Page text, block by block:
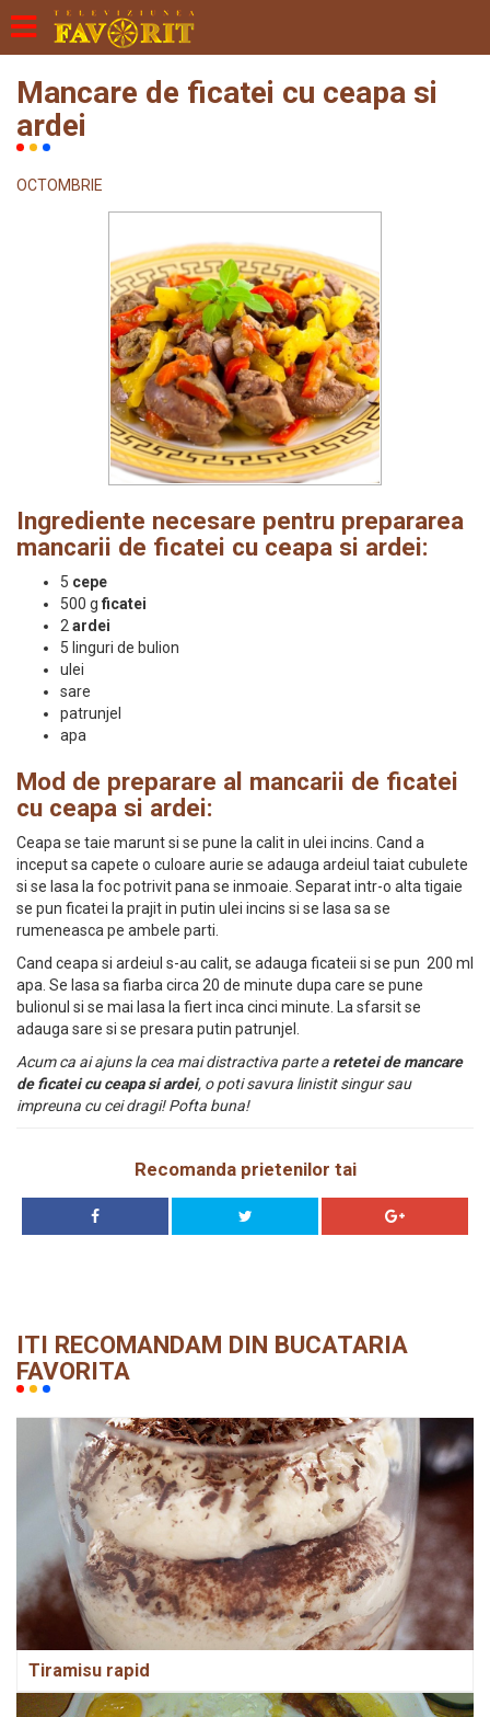
Mancare de ficatei cu ceapa si
ardei
OCTOMBRIE
Ingrediente necesare pentru prepararea
mancarii de ficatei cu ceapa si ardei:
5 cepe
500 g ficatei
2 ardei
5 linguri de bulion
ulei
sare
patrunjel
apa
Mod de preparare al mancarii de ficatei
cu ceapa si ardei:
Ceapa se taie marunt si se pune la calit in ulei incins. Cand a
inceput sa capete o culoare aurie se adauga ardeiul taiat cubulete
si se lasa la foc potrivit pana se inmoaie. Separat intr-o alta tigaie
se pun ficatei la prajit in putin ulei incins si se lasa sa se
rumeneasca pe ambele parti.
Cand ceapa si ardeiul s-au calit, se adauga ficateii si se pun 200 ml
apa. Se lasa sa fiarba circa 20 de minute dupa care se pune
bulionul si se mai lasa la fiert inca cinci minute. La sfarsit se
adauga sare si se presara putin patrunjel.
Acum ca ai ajuns la cea mai distractiva parte a retetei de mancare
de ficatei cu ceapa si ardei, o poti savura linistit singur sau
impreuna cu cei dragi! Pofta buna!
Recomanda prietenilor tai
ITI RECOMANDAM DIN BUCATARIA
FAVORITA
Tiramisu rapid